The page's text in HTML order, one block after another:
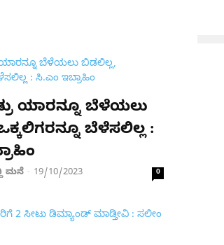
ಯಾರನ್ನೂ ಬೆಳೆಯಲು
ಬೆಳೆಸಲಿಲ್ಲ :
ಮನೆ - 19/10/2023 0